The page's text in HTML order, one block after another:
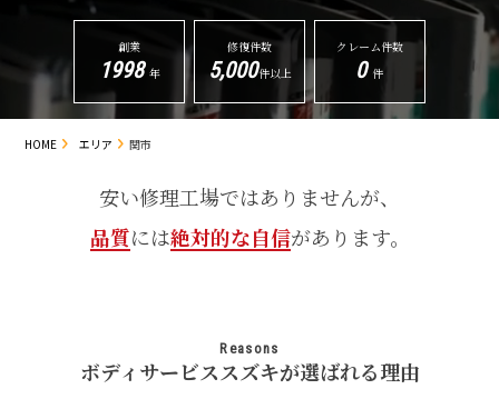
創業
1998 年
修復件数
5,000件以上
クレーム件数
0 件
HOME エリア 関市
安い修理工場ではありませんが、
品質には絶対的な自信があります。
Reasons
ボディサービススズキが選ばれる理由